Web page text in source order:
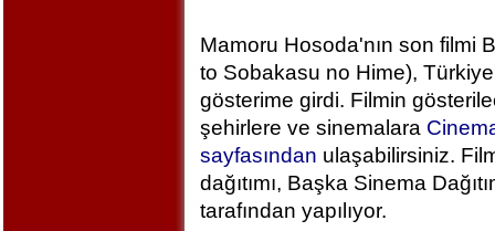
Mamoru Hosoda'nın son filmi
to Sobakasu no Hime),
gösterime girdi. Filmin
şehirlere ve sinemalara
sayfasından ulaşabilirsiniz.
dağıtımı, Başka Sinema
tarafından yapılıyor.